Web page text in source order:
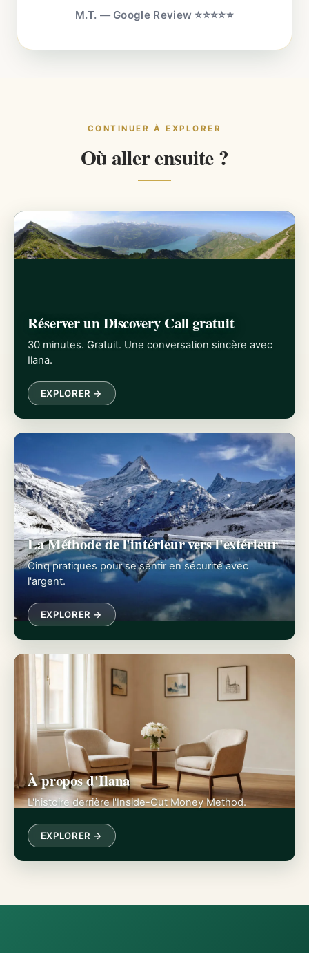
M.T. — Google Review ⭐⭐⭐⭐⭐
CONTINUER À EXPLORER
Où aller ensuite ?
Réserver un Discovery Call gratuit
30 minutes. Gratuit. Une conversation sincère avec
Ilana.
EXPLORER →
La Méthode de l'intérieur vers l'extérieur
Cinq pratiques pour se sentir en sécurité avec
l'argent.
EXPLORER →
À propos d'Ilana
L'histoire derrière l'Inside-Out Money Method.
EXPLORER →